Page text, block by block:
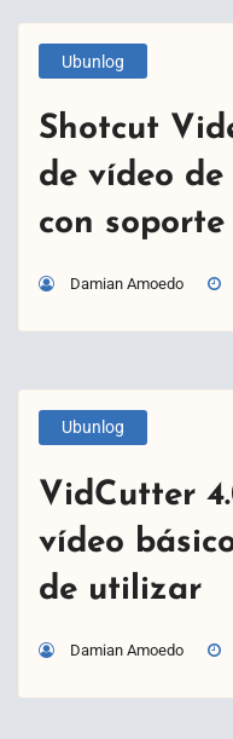
Ubunlog
Shotcut
de vídeo
con soporte
Damian Amoedo
Ubunlog
VidCutter
vídeo
de utilizar
Damian Amoedo